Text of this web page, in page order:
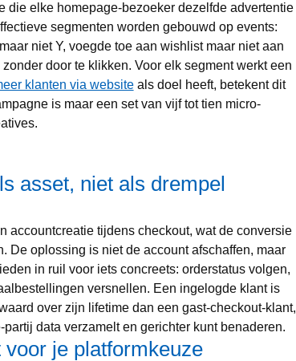
die elke homepage-bezoeker dezelfde advertentie
segmenten worden gebouwd op events:
niet Y, voegde toe aan wishlist maar niet aan
door te klikken. Voor elk segment werkt een
klanten via websiteals doel heeft, betekent dit
is maar een set van vijf tot tien micro-
asset, niet als drempel
accountcreatie tijdens checkout, wat de conversie
De oplossing is niet de account afschaffen, maar
in ruil voor iets concreets: orderstatus volgen,
versnellen. Een ingelogde klant is
over zijn lifetime dan een gast-checkout-klant,
data verzamelt en gerichter kunt benaderen.
je platformkeuze